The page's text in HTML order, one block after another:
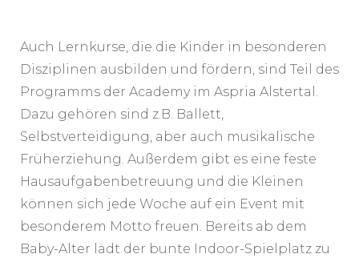
Auch Lernkurse, die die Kinder in besonderen
Disziplinen ausbilden und fördern, sind Teil des
Programms der Academy im Aspria Alstertal.
Dazu gehören sind z.B. Ballett,
Selbstverteidigung, aber auch musikalische
Früherziehung. Außerdem gibt es eine feste
Hausaufgabenbetreuung und die Kleinen
können sich jede Woche auf ein Event mit
besonderem Motto freuen. Bereits ab dem
Baby-Alter lädt der bunte Indoor-Spielplatz zu